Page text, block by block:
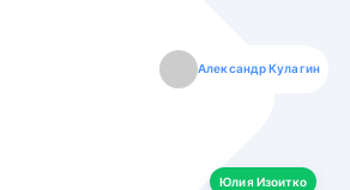
Александр Кулагин
Юлия Изоитко
Даниил Макаров
Екатерина Лазаренко
Борис Кашко
Юлия Изоитко